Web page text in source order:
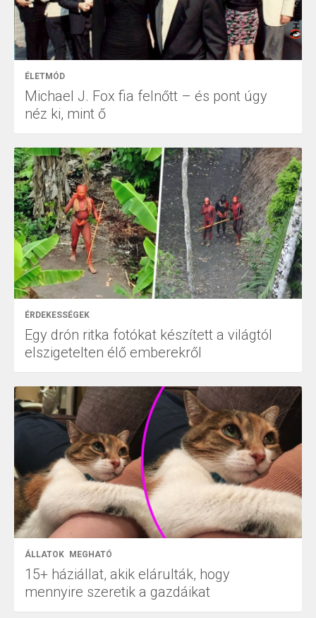
ÉLETMÓD
Michael J. Fox fia felnőtt – és pont úgy
néz ki, mint ő
ÉRDEKESSÉGEK
Egy drón ritka fotókat készített a világtól
elszigetelten élő emberekről
ÁLLATOK MEGHATÓ
15+ háziállat, akik elárulták, hogy
mennyire szeretik a gazdáikat